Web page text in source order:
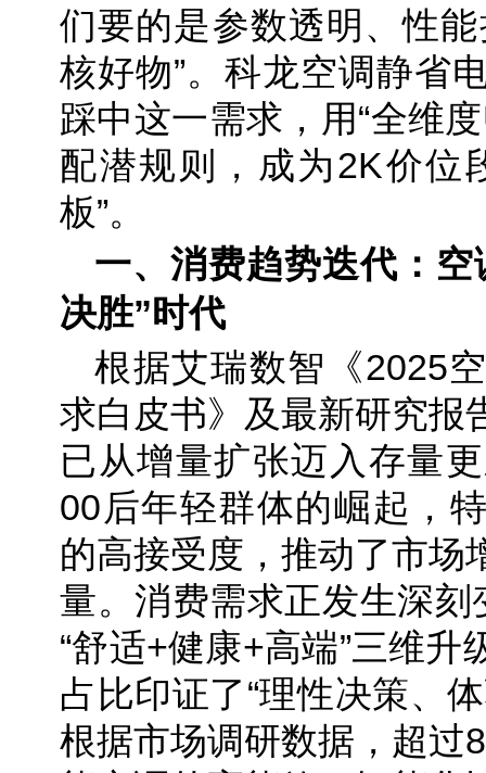
们要的是参数透明、性
核好物”。科龙空调静省
踩中这一需求，用“全维
配潜规则，成为2K价位
板”。
一、消费趋势迭代：
决胜”时代
根据艾瑞数智《2025
求白皮书》及最新研究报
已从增量扩张迈入存量
00后年轻群体的崛起，
的高接受度，推动了市场
量。消费需求正发生深刻
“舒适+健康+高端”三维
占比印证了“理性决策、
根据市场调研数据，超过